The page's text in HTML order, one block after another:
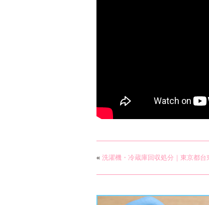
« 洗濯機・冷蔵庫回収処分｜東京都台